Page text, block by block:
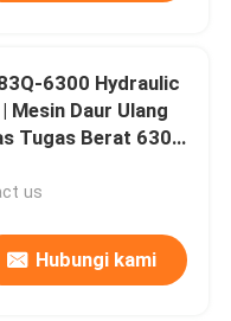
6300 Hydraulic
Mesin Daur Ulang
Tugas Berat 630-
us
Hubungi kami